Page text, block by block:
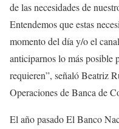
de las necesidades de
Entendemos que estas
momento del día y/o el
anticiparnos lo más posible
requieren”, señaló Beatriz
Operaciones de Banca de
El año pasado El Banco